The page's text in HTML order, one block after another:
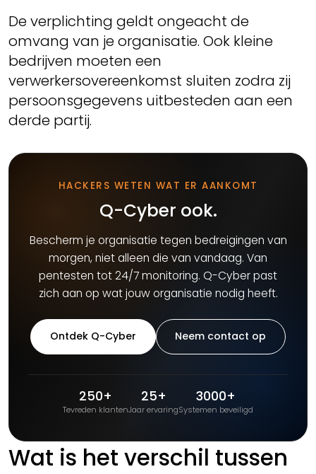
De verplichting geldt ongeacht de
omvang van je organisatie. Ook kleine
bedrijven moeten een
verwerkersovereenkomst sluiten zodra zij
persoonsgegevens uitbesteden aan een
derde partij.
HACKERS WETEN WAT ER AANKOMT
Q-Cyber ook.
Bescherm je organisatie tegen bedreigingen van
morgen, niet alleen die van vandaag. Van
pentesten tot 24/7 monitoring. Q-Cyber past
zich aan op wat jouw organisatie nodig heeft.
Ontdek Q-Cyber Neem contact op
250+
Tevreden klanten
25+
Jaar ervaring
3000+
Systemen beveiligd
Wat is het verschil tussen